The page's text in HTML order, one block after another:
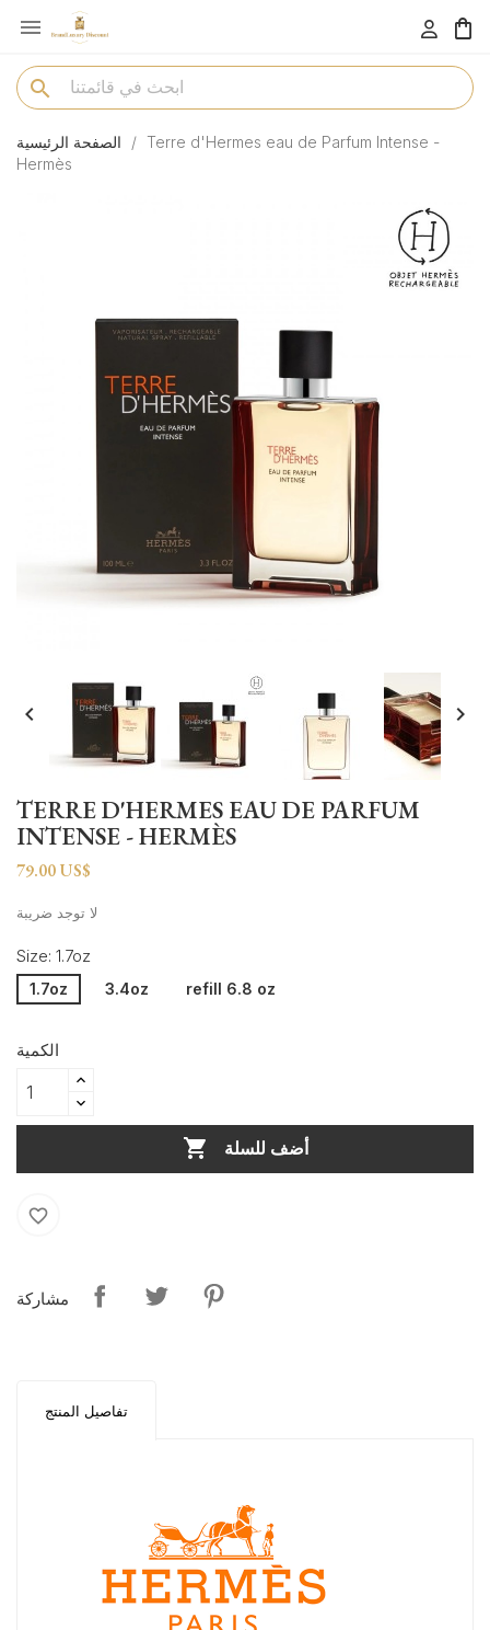
menu 
search
الصفحة الرئيسية
Terre d'Hermes eau de Parfum Intense -
Hermès
 
TERRE D'HERMES EAU DE PARFUM
INTENSE - HERMÈS
79.00 US$
لا توجد ضريبة
Size: 1.7oz
1.7oz 3.4oz refill 6.8 oz
الكمية
 أضف للسلة
favorite_border
مشاركة
تفاصيل المنتج